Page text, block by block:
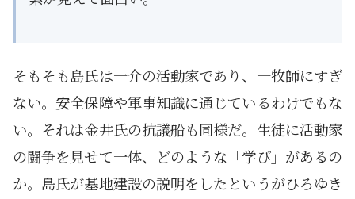
そもそも島氏は一介の活動家であり、一牧師にすぎ
ない。安全保障や軍事知識に通じているわけでもな
い。それは金井氏の抗議船も同様だ。生徒に活動家
の闘争を見せて一体、どのような「学び」があるの
か。島氏が基地建設の説明をしたというがひろゆき